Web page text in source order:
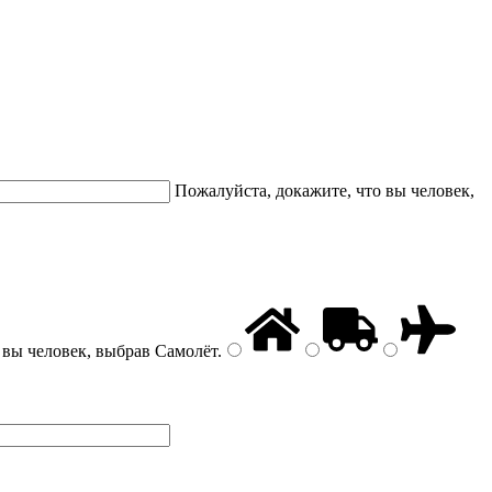
Пожалуйста, докажите, что вы человек,
человек, выбрав Самолёт.